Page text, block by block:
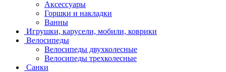
Аксессуары
Горшки и накладки
Ванны
Игрушки, карусели, мобили, коврики
Велосипеды
Велосипеды двухколесные
Велосипеды трехколесные
Санки